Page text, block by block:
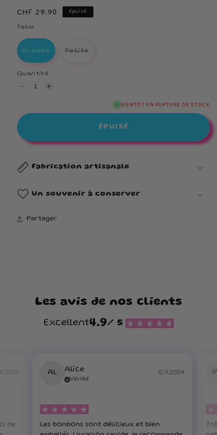
modale
Prix
CHF 29.90 Épuisé
Taille
GrandeVariante épuisée ou indisponible
PetiteVariante épuisée ou indisponible
Quantité
Réduire
Bonbonnière
Augmenter
BIENTÔT EN RUPTURE DE STOCK
ÉPUISÉ
Fabrication artisanale
Un souvenir à conserver
Partager
Les avis de nos clients
Excellent4.9/ 5
de
AL Alice
Vérifié
12.11.2024
Les bonbons sont délicieux et bien